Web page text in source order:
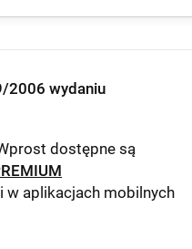
2006 wydaniu
dostępne są
w aplikacjach mobilnych